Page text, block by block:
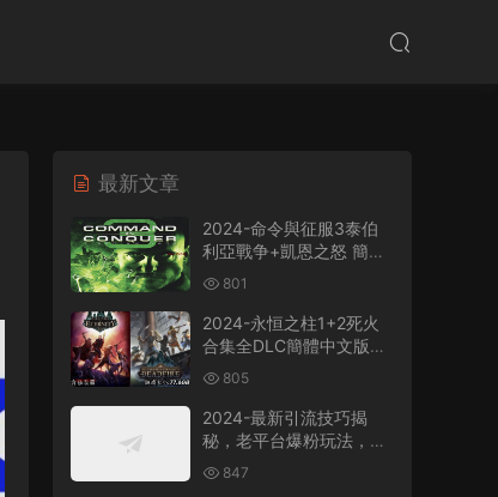
最新文章
2024-命令與征服3泰伯
利亞戰争+凱恩之怒 簡體
中文版電腦PC單機RPG遊
戲即時戰略+支持
win7/win8/win10/win11
801
2024-永恒之柱1+2死火
合集全DLC簡體中文版電
腦PC單機RPG遊戲
805
2024-最新引流技巧揭
秘，老平台爆粉玩法，單
人單号日引300+創業
粉，作品可直接被百度收
847